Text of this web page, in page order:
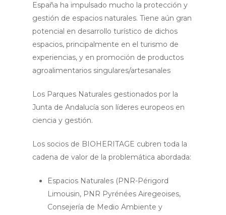
España ha impulsado mucho la protección y
gestión de espacios naturales. Tiene aún gran
potencial en desarrollo turístico de dichos
espacios, principalmente en el turismo de
experiencias, y en promoción de productos
agroalimentarios singulares/artesanales
Los Parques Naturales gestionados por la
Junta de Andalucía son líderes europeos en
ciencia y gestión.
Los socios de BIOHERITAGE cubren toda la
cadena de valor de la problemática abordada:
Espacios Naturales (PNR-Périgord
Limousin, PNR Pyrénées Airegeoises,
Consejería de Medio Ambiente y